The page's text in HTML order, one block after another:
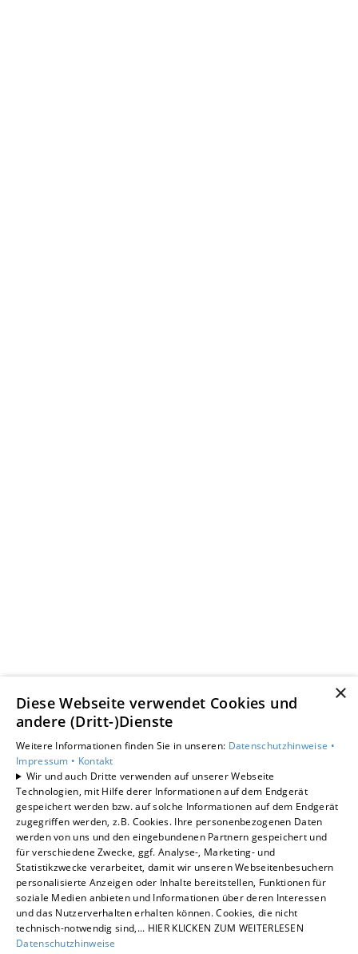
×
Diese Webseite verwendet Cookies und
andere (Dritt-)Dienste
Weitere Informationen finden Sie in unseren: Datenschutzhinweise •
Impressum • Kontakt
Wir und auch Dritte verwenden auf unserer Webseite
Technologien, mit Hilfe derer Informationen auf dem Endgerät
gespeichert werden bzw. auf solche Informationen auf dem Endgerät
zugegriffen werden, z.B. Cookies. Ihre personenbezogenen Daten
werden von uns und den eingebundenen Partnern gespeichert und
für verschiedene Zwecke, ggf. Analyse-, Marketing- und
Statistikzwecke verarbeitet, damit wir unseren Webseitenbesuchern
personalisierte Anzeigen oder Inhalte bereitstellen, Funktionen für
soziale Medien anbieten und Informationen über deren Interessen
und das Nutzerverhalten erhalten können. Cookies, die nicht
technisch-notwendig sind,... HIER KLICKEN ZUM WEITERLESEN
Datenschutzhinweise